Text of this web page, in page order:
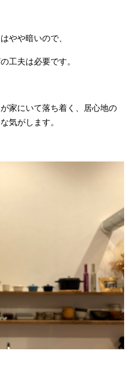
やや暗いので、
工夫は必要です。
家にいて落ち着く、
居心地の
気がします。